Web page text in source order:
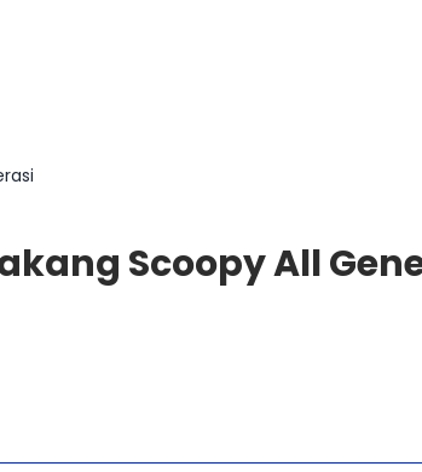
Scoopy All